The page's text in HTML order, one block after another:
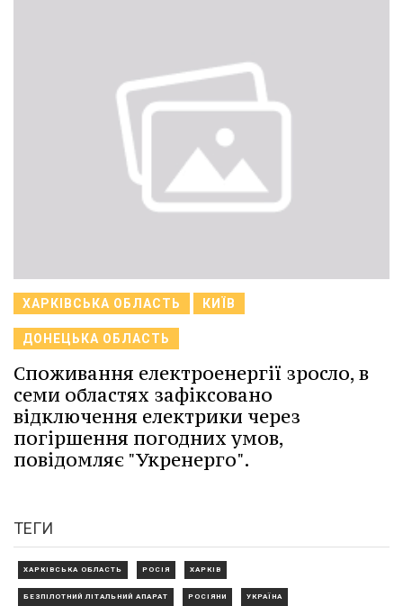
ХАРКІВСЬКА ОБЛАСТЬ КИЇВ
ДОНЕЦЬКА ОБЛАСТЬ
Споживання електроенергії зросло, в
семи областях зафіксовано
відключення електрики через
погіршення погодних умов,
повідомляє "Укренерго".
ТЕГИ
ХАРКІВСЬКА ОБЛАСТЬ РОСІЯ ХАРКІВ
БЕЗПІЛОТНИЙ ЛІТАЛЬНИЙ АПАРАТ РОСІЯНИ УКРАЇНА